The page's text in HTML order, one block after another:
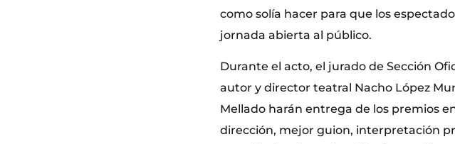
como solía hacer para que los
jornada abierta al público.
Durante el acto, el jurado de Sección
autor y director teatral Nacho López
Mellado harán entrega de los premios
dirección, mejor guion, interpretación